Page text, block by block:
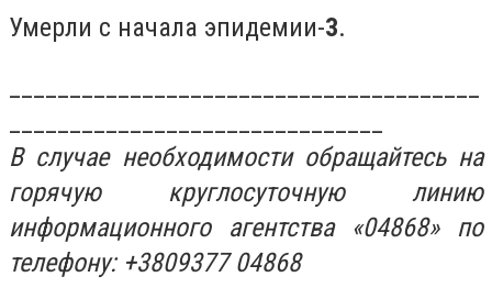
Умерли с начала эпидемии-3.
В случае необходимости обращайтесь на
горячую круглосуточную линию
информационного агентства «04868» по
телефону: +3809377 04868